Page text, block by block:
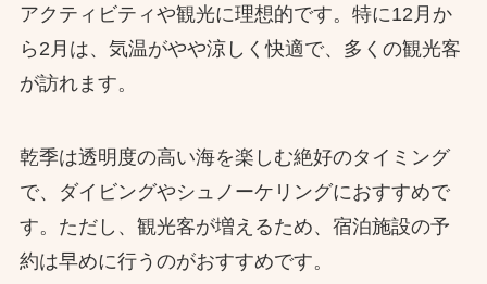
アクティビティや観光に理想的です。特に12月か
ら2月は、気温がやや涼しく快適で、多くの観光客
が訪れます。
乾季は透明度の高い海を楽しむ絶好のタイミング
で、ダイビングやシュノーケリングにおすすめで
す。ただし、観光客が増えるため、宿泊施設の予
約は早めに行うのがおすすめです。